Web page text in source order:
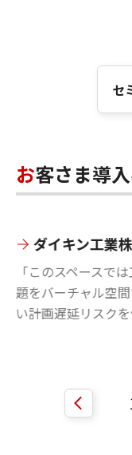
セ
お客さま導
ダイキン工業
「このスペースで
題をバーチャル空
い計画遅延リスク